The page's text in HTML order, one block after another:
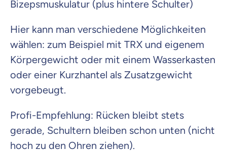
Bizepsmuskulatur (plus hintere Schulter)
Hier kann man verschiedene Möglichkeiten
wählen: zum Beispiel mit TRX und eigenem
Körpergewicht oder mit einem Wasserkasten
oder einer Kurzhantel als Zusatzgewicht
vorgebeugt.
Profi-Empfehlung: Rücken bleibt stets
gerade, Schultern bleiben schon unten (nicht
hoch zu den Ohren ziehen).